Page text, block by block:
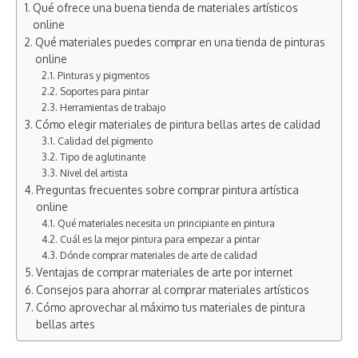
Qué ofrece una buena tienda de materiales artísticos
online
Qué materiales puedes comprar en una tienda de pinturas
online
Pinturas y pigmentos
Soportes para pintar
Herramientas de trabajo
Cómo elegir materiales de pintura bellas artes de calidad
Calidad del pigmento
Tipo de aglutinante
Nivel del artista
Preguntas frecuentes sobre comprar pintura artística
online
Qué materiales necesita un principiante en pintura
Cuál es la mejor pintura para empezar a pintar
Dónde comprar materiales de arte de calidad
Ventajas de comprar materiales de arte por internet
Consejos para ahorrar al comprar materiales artísticos
Cómo aprovechar al máximo tus materiales de pintura
bellas artes